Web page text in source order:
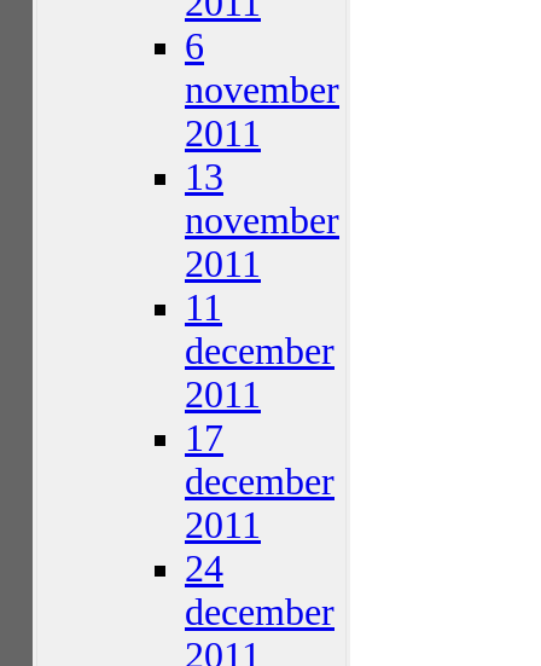
6
november
2011
13
november
2011
11
december
2011
17
december
2011
24
december
2011